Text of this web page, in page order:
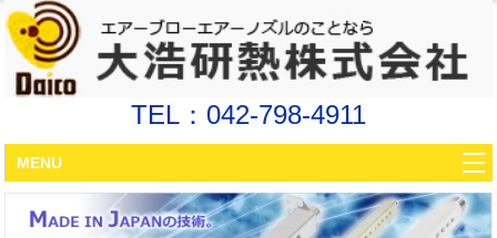
TEL：042-798-4911
MENU
スリット型エアーノズル
Slittype Airnozzle